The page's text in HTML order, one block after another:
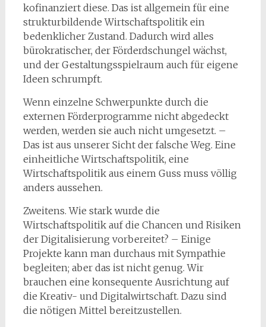
kofinanziert diese. Das ist allgemein für eine
strukturbildende Wirtschaftspolitik ein
bedenklicher Zustand. Dadurch wird alles
bürokratischer, der Förderdschungel wächst,
und der Gestaltungsspielraum auch für eigene
Ideen schrumpft.
Wenn einzelne Schwerpunkte durch die
externen Förderprogramme nicht abgedeckt
werden, werden sie auch nicht umgesetzt. –
Das ist aus unserer Sicht der falsche Weg. Eine
einheitliche Wirtschaftspolitik, eine
Wirtschaftspolitik aus einem Guss muss völlig
anders aussehen.
Zweitens. Wie stark wurde die
Wirtschaftspolitik auf die Chancen und Risiken
der Digitalisierung vorbereitet? – Einige
Projekte kann man durchaus mit Sympathie
begleiten; aber das ist nicht genug. Wir
brauchen eine konsequente Ausrichtung auf
die Kreativ- und Digitalwirtschaft. Dazu sind
die nötigen Mittel bereitzustellen.